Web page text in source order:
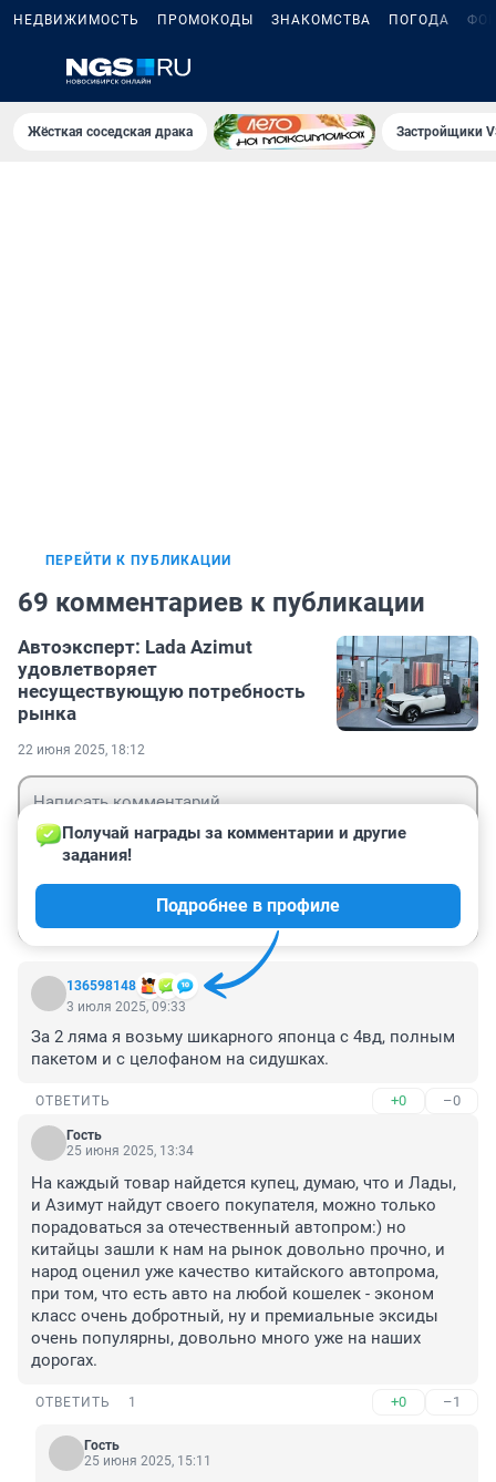
НЕДВИЖИМОСТЬ ПРОМОКОДЫ ЗНАКОМСТВА ПОГОДА
Жёсткая соседская драка Застройщики
ПЕРЕЙТИ К ПУБЛИКАЦИИ
69 комментариев к публикации
Автоэксперт: Lada Azimut
удовлетворяет
несуществующую потребность
рынка
22 июня 2025, 18:12
136598148
Получай награды за комментарии и другие
задания!
Подробнее в профиле
3 июля 2025, 09:33
За 2 ляма я возьму шикарного японца с 4вд, полным
пакетом и с целофаном на сидушках.
ОТВЕТИТЬ +0 –0
Гость
25 июня 2025, 13:34
На каждый товар найдется купец, думаю, что и Лады,
и Азимут найдут своего покупателя, можно только
порадоваться за отечественный автопром:) но
китайцы зашли к нам на рынок довольно прочно, и
народ оценил уже качество китайского автопрома,
при том, что есть авто на любой кошелек - эконом
класс очень добротный, ну и премиальные эксиды
очень популярны, довольно много уже на наших
дорогах.
ОТВЕТИТЬ 1 +0 –1
Гость
25 июня 2025, 15:11